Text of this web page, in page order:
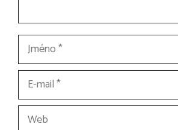
Jméno
mail
Web